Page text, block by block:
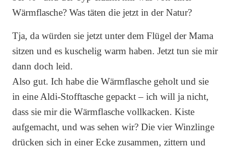
Wärmflasche? Was täten die jetzt in der Natur?
Tja, da würden sie jetzt unter dem Flügel der Mama
sitzen und es kuschelig warm haben. Jetzt tun sie mir
dann doch leid.
Also gut. Ich habe die Wärmflasche geholt und sie
in eine Aldi-Stofftasche gepackt – ich will ja nicht,
dass sie mir die Wärmflasche vollkacken. Kiste
aufgemacht, und was sehen wir? Die vier Winzlinge
drücken sich in einer Ecke zusammen, zittern und